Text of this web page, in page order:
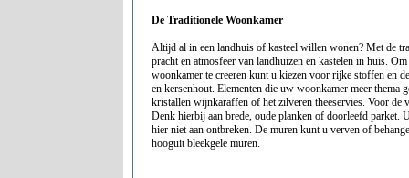
De Traditionele Woonkamer
Altijd al in een landhuis of kasteel willen wonen? Met de
pracht en atmosfeer van landhuizen en kastelen in huis.
woonkamer te creeren kunt u kiezen voor rijke stoffen en
en kersenhout. Elementen die uw woonkamer meer thema
kristallen wijnkaraffen of het zilveren theeservies. Voor de
Denk hierbij aan brede, oude planken of doorleefd parket.
hier niet aan ontbreken. De muren kunt u verven of
hooguit bleekgele muren.